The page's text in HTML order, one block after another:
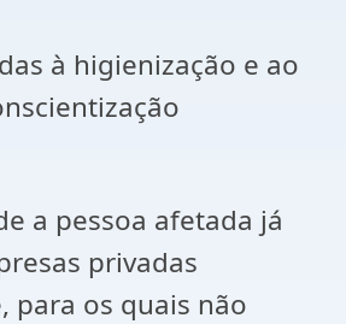
à higienização e ao
a pessoa afetada já
privadas
para os quais não